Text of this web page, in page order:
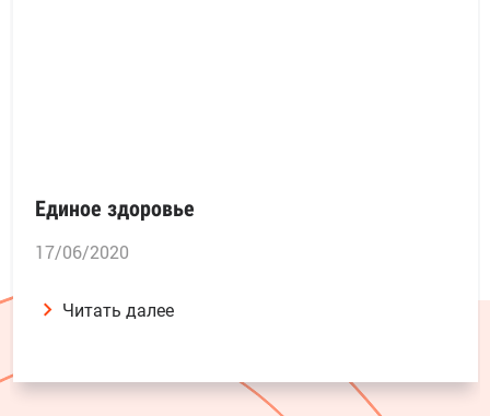
Единое здоровье
17/06/2020
Читать далее